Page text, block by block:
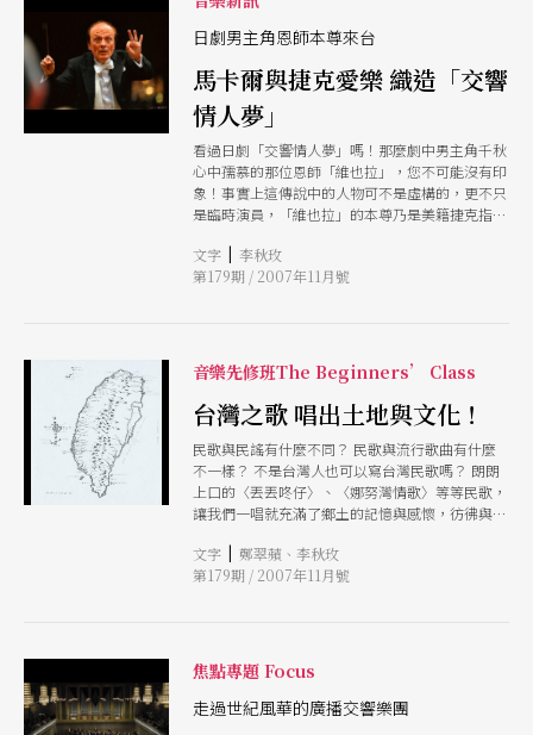
外，他還學習作曲、指揮及專注於巴西流行音樂的
研究。當然，他最擅長的項目是無師自通、為一些
的是他將廚房用具當作打擊樂器、獨創手拉胚打擊
及其他特殊媒介演奏，使其被認為是巴西打擊樂的
再創者。 吉他的自由、即興及沉鬱、豐富的氣
質，在巴西獨特的打擊聲中，幻化出節奏與感性的
音樂氛圍。兩位音樂玩家的組合，帶來狂熱縱情的
絢爛色彩。風靡歐陸，也將擄獲您心。（李秋玫）
日劇男主角恩師本尊來台
馬卡爾與捷克愛樂 織造「交響
情人夢」
看過日劇「交響情人夢」嗎！那麼劇中男主角千秋
心中孺慕的那位恩師「維也拉」，您不可能沒有印
象！事實上這傳說中的人物可不是虛構的，更不只
是臨時演員，「維也拉」的本尊乃是美籍捷克指揮
際指揮比賽大獎及紐約米德里．米特羅普洛斯大獎
的馬卡爾，曾擔任超過一百五十個樂團的客座指
名交響樂團不多見，現由馬卡爾領軍的捷克愛樂管
絃樂團，便是其中之一。一八九六年一月由捷克作
曲家德弗札克親自指揮開幕的捷克愛樂，至今正上
演著高達第一百一十一個樂季。來台兩天的首場演
出全本史麥塔納《我的祖國》，原汁原味的思鄉之
情，將觸動觀眾的感性。在萬海航運社會福利慈善
事業基金會的贊助下，演出收入將全數捐贈花蓮畢
士大教養院興建希望院工程。第二場的交響情人夢
鋼琴家安德烈．克羅貝尼科夫（Andrei
Korobeinikov）重現「交響情人夢」中彈奏的拉
文字 | 李秋玫
第179期 / 2007年11月號
音樂先修班The Beginners’ Class
台灣之歌 唱出土地與文化！
民歌與民謠有什麼不同？ 民歌與流行歌曲有什麼
不一樣？ 不是台灣人也可以寫台灣民歌嗎？ 朗朗
上口的〈丟丟咚仔〉、〈娜努灣情歌〉等等民歌，
讓我們一唱就充滿了鄉土的記憶與感懷，彷彿與土
民共同的文化記憶呢？ 讓中華民國國樂學會秘書
長鄭翠蘋老師來告訴我們！
文字 | 鄭翠蘋、李秋玫
第179期 / 2007年11月號
焦點專題 Focus
走過世紀風華的廣播交響樂團